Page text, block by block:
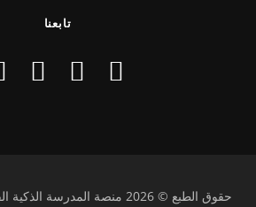
تابعنا
حقوق الطبع © 2026 منصة المدرسة الذكية الفلسطينية